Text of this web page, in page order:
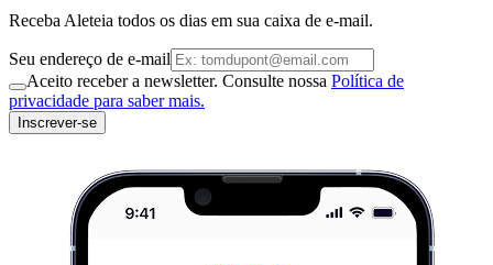
Receba Aleteia todos os dias em sua caixa de e-mail.
Seu endereço de e-mail
Aceito receber a newsletter. Consulte nossa Política de
privacidade para saber mais.
Inscrever-se